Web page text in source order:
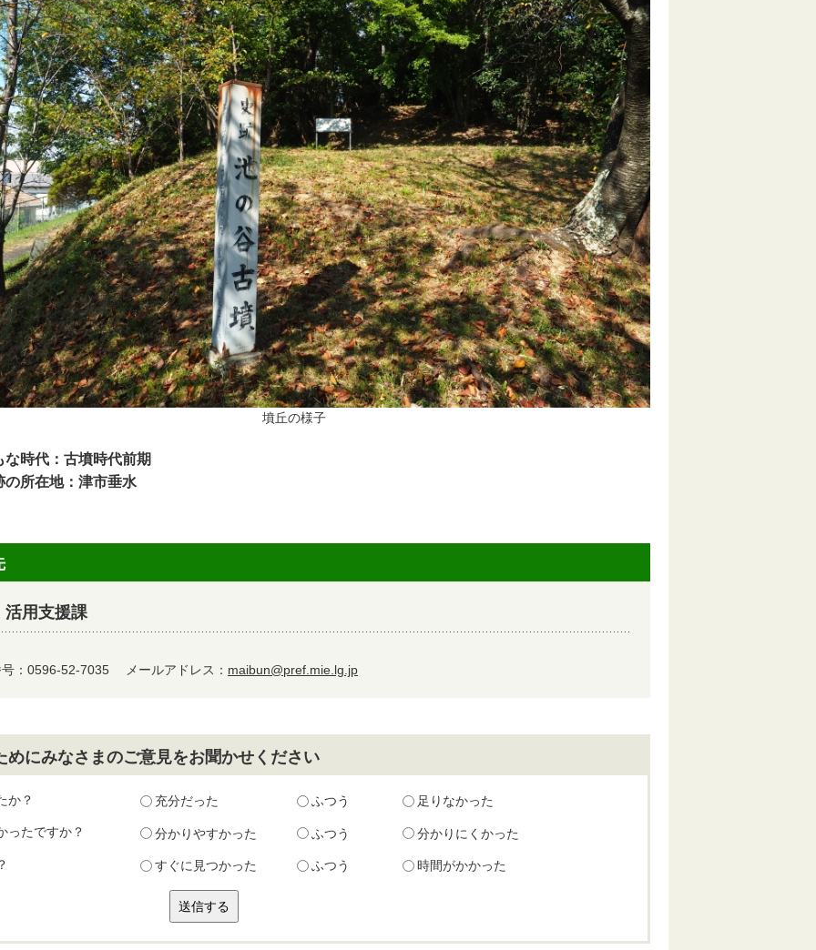
墳丘の様子
な時代：古墳時代前期
の所在地：津市垂水
用支援課
：0596-52-7035 メールアドレス： maibun@pref.mie.lg.jp
にみなさまのご意見をお聞かせください
か？ 充分だった ふつう 足りなかった
ったですか？ 分かりやすかった ふつう 分かりにくかった
すぐに見つかった ふつう 時間がかかった